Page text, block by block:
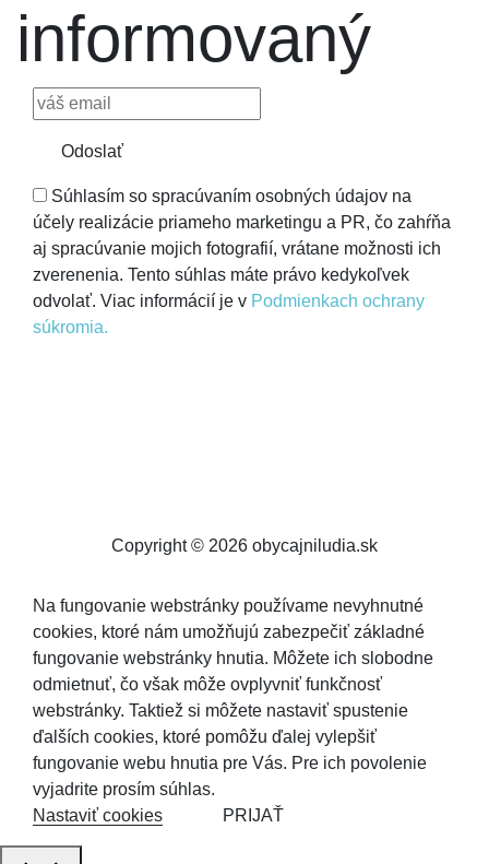
informovaný
Odoslať
Súhlasím so spracúvaním osobných údajov na
účely realizácie priameho marketingu a PR, čo zahŕňa
aj spracúvanie mojich fotografií, vrátane možnosti ich
zverenenia. Tento súhlas máte právo kedykoľvek
odvolať. Viac informácií je v Podmienkach ochrany
súkromia.
Copyright © 2026 obycajniludia.sk
Na fungovanie webstránky používame nevyhnutné
cookies, ktoré nám umožňujú zabezpečiť základné
fungovanie webstránky hnutia. Môžete ich slobodne
odmietnuť, čo však môže ovplyvniť funkčnosť
webstránky. Taktiež si môžete nastaviť spustenie
ďalších cookies, ktoré pomôžu ďalej vylepšiť
fungovanie webu hnutia pre Vás. Pre ich povolenie
vyjadrite prosím súhlas.
Nastaviť cookies
PRIJAŤ